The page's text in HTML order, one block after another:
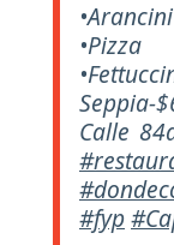
•Pizza
Seppia-
Calle
#fyp